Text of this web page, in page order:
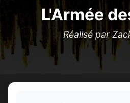
L'Armée
Réalisé par